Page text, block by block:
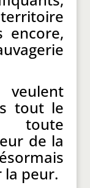
encore,
tout le
toute
de la
la peur.